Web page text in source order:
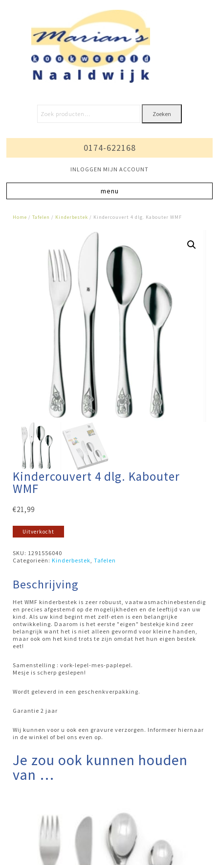
Zoeken
0174-622168
INLOGGEN MIJN ACCOUNT
Home /Tafelen / Kinderbestek / Kindercouvert 4 dlg. Kabouter WMF
Kindercouvert 4 dlg. Kabouter
WMF
€21,99
Uitverkocht
SKU: 1291556040
Categorieën:Kinderbestek ,Tafelen
Beschrijving
Het WMF kinderbestek is zeer robuust, vaatwasmachinebestendig
en precies afgestemd op de mogelijkheden en de leeftijd van uw
kind. Als uw kind begint met zelf-eten is een belangrijke
ontwikkeling. Daarom is het eerste "eigen" bestekje kind zeer
belangrijk want het is niet alleen gevormd voor kleine handen,
maar ook om het kind trots te zijn omdat het hun eigen bestek
eet!
Samenstelling : vork-lepel-mes-paplepel.
Mesje is scherp geslepen!
Wordt geleverd in een geschenkverpakking.
Garantie 2 jaar
Wij kunnen voor u ook een gravure verzorgen. Informeer hiernaar
in de winkel of bel ons even op.
Je zou ook kunnen houden
van …